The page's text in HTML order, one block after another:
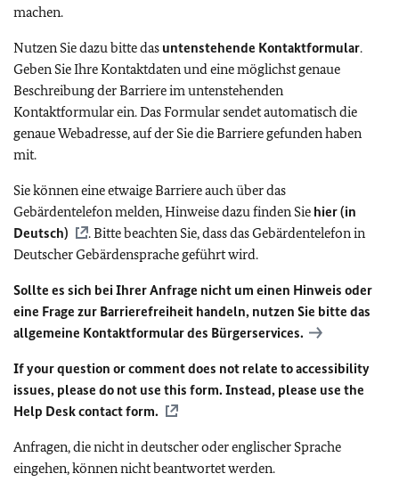
machen.
Nutzen Sie dazu bitte das untenstehende Kontaktformular.
Geben Sie Ihre Kontaktdaten und eine möglichst genaue
Beschreibung der Barriere im untenstehenden
Kontaktformular ein. Das Formular sendet automatisch die
genaue Webadresse, auf der Sie die Barriere gefunden haben
mit.
Sie können eine etwaige Barriere auch über das
Gebärdentelefon melden, Hinweise dazu finden Sie hier (in
Deutsch)
. Bitte beachten Sie, dass das Gebärdentelefon in
Deutscher Gebärdensprache geführt wird.
Sollte es sich bei Ihrer Anfrage nicht um einen Hinweis oder
eine Frage zur Barrierefreiheit handeln, nutzen Sie bitte das
allgemeine Kontaktformular des Bürgerservices.
If your question or comment does not relate to accessibility
issues, please do not use this form. Instead, please use the
Help Desk contact form.
Anfragen, die nicht in deutscher oder englischer Sprache
eingehen, können nicht beantwortet werden.